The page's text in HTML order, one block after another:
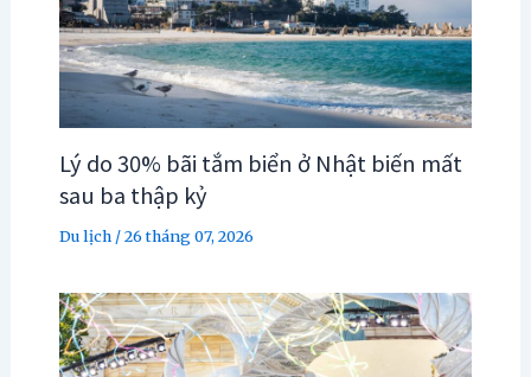
Lý do 30% bãi tắm biển ở Nhật biến mất
sau ba thập kỷ
Du lịch/26 tháng 07, 2026